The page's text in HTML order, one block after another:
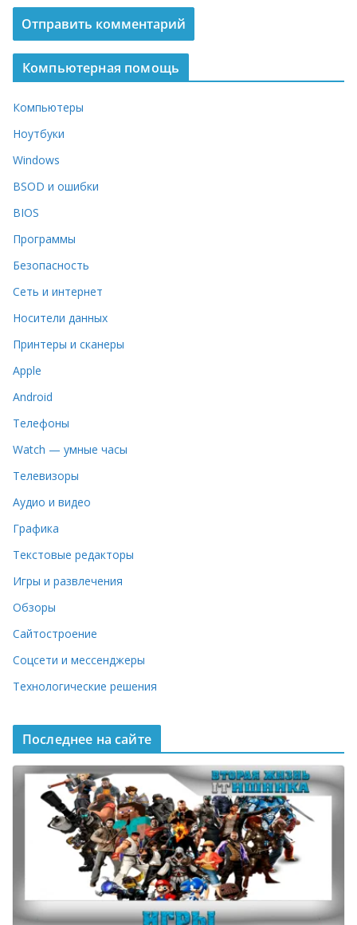
Компьютерная помощь
Компьютеры
Ноутбуки
Windows
BSOD и ошибки
BIOS
Программы
Безопасность
Сеть и интернет
Носители данных
Принтеры и сканеры
Apple
Android
Телефоны
Watch — умные часы
Телевизоры
Аудио и видео
Графика
Текстовые редакторы
Игры и развлечения
Обзоры
Сайтостроение
Соцсети и мессенджеры
Технологические решения
Последнее на сайте